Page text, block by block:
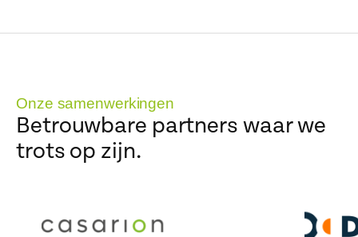
Onze samenwerkingen
Betrouwbare partners waar we
trots op zijn.